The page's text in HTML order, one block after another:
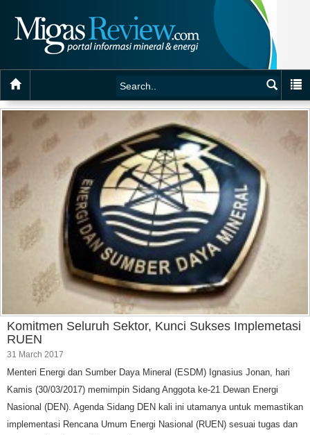
Komitmen Seluruh Sektor, Kunci Sukses Implemetasi
RUEN
31 March 2017
Menteri Energi dan Sumber Daya Mineral (ESDM) Ignasius Jonan, hari
Kamis (30/03/2017) memimpin Sidang Anggota ke-21 Dewan Energi
Nasional (DEN). Agenda Sidang DEN kali ini utamanya untuk memastikan
implementasi Rencana Umum Energi Nasional (RUEN) sesuai tugas dan